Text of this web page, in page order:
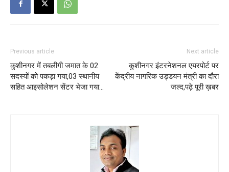
Previous article
कुशीनगर में तबलीगी जमात के 02
सदस्यों को पकड़ा गया,03 स्थानीय
सहित आइसोलेशन सेंटर भेजा गया…
Next article
कुशीनगर इंटरनेशनल एयरपोर्ट पर
केंद्रीय नागरिक उड्डयन मंत्री का दौरा
जल्द,पढ़े पूरी ख़बर